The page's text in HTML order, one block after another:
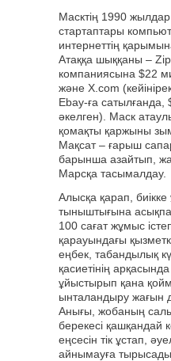
Масктің 1990
стартаптары
интернеттің
Атаққа шыққаны –
компаниясына $22
және X.com
Ebay-ға
әкелген). Маск
қомақты қаржыны
Мақсат – ғарыш
барынша азайтып,
Марсқа тасымалдау.
Алысқа қарап,
тыныштығына
100 сағат жұмыс
қарауындағы
еңбек, табандылық
қасиетінің
ұйыстырып қана
ынталандыру жағын
Анығы, жобаның
берекесі қашқандай
еңсесін тік ұстап,
айнымауға тырысады.